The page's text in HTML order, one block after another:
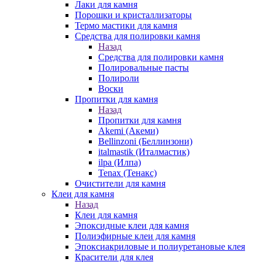
Лаки для камня
Порошки и кристаллизаторы
Термо мастики для камня
Средства для полировки камня
Назад
Средства для полировки камня
Полировальные пасты
Полироли
Воски
Пропитки для камня
Назад
Пропитки для камня
Akemi (Акеми)
Bellinzoni (Беллинзони)
italmastik (Италмастик)
ilpa (Илпа)
Tenax (Тенакс)
Очистители для камня
Клеи для камня
Назад
Клеи для камня
Эпоксидные клеи для камня
Полиэфирные клеи для камня
Эпоксиакриловые и полиуретановые клея
Красители для клея